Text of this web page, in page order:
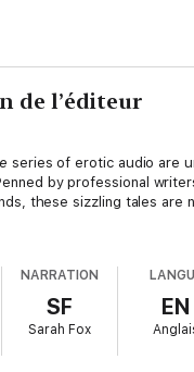
de l’éditeur
series of erotic audio are
by professional
these sizzling tales are
NARRATION
SF
Sarah Fox
EN